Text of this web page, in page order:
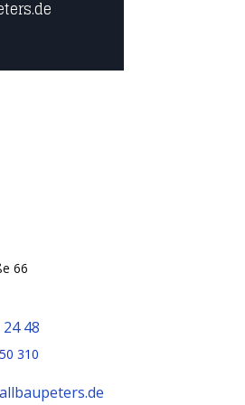
66
48
310